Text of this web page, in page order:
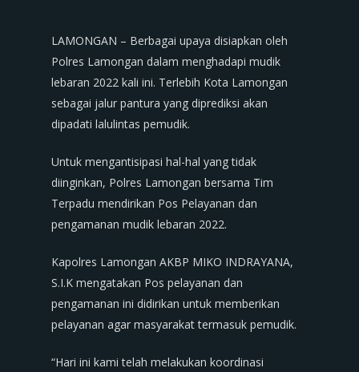
LAMONGAN – Berbagai upaya disiapkan oleh
Polres Lamongan dalam menghadapi mudik
lebaran 2022 kali ini. Terlebih Kota Lamongan
sebagai jalur pantura yang diprediksi akan
dipadati lalulintas pemudik.
Untuk mengantisipasi hal-hal yang tidak
diinginkan, Polres Lamongan bersama Tim
Terpadu mendirikan Pos Pelayanan dan
pengamanan mudik lebaran 2022.
Kapolres Lamongan AKBP MIKO INDRAYANA,
S.I.K mengatakan Pos pelayanan dan
pengamanan ini didirikan untuk memberikan
pelayanan agar masyarakat termasuk pemudik.
“Hari ini kami telah melakukan koordinasi